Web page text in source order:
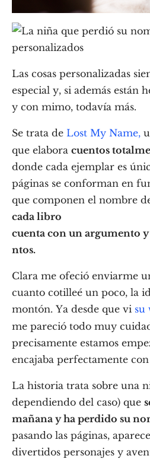
Las cosas personalizadas
especial y, si además están
y con mimo, todavía más.
Se trata de Lost My Name,
que elabora cuentos
donde cada ejemplar es
páginas se conforman en
que componen el nombre
cada libro
cuenta con un argumento
ntos.
Clara me ofeció enviarme
cuanto cotilleé un poco, la
montón. Ya desde que vi su
me pareció todo muy
precisamente estamos
encajaba perfectamente
La historia trata sobre una
dependiendo del caso) que
mañana y ha perdido su
pasando las páginas,
divertidos personajes y